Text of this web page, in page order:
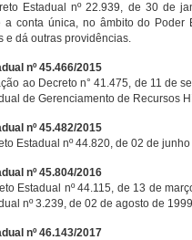
Estadual nº 22.939, de 30 de
a conta única, no âmbito do
e dá outras providências.
nº 45.466/2015
ao Decreto n° 41.475, de 11 de
de Gerenciamento de Recursos
nº 45.482/2015
Estadual nº 44.820, de 02 de
nº 45.804/2016
Estadual nº 44.115, de 13 de
nº 3.239, de 02 de agosto de
nº 46.143/2017